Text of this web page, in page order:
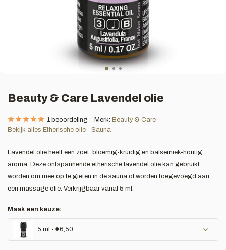
Beauty & Care Lavendel olie
1 beoordeling Merk: Beauty & Care
Bekijk alles Etherische olie - Sauna
Lavendel olie heeft een zoet, bloemig-kruidig en balsemiek-houtig
aroma. Deze ontspannende etherische lavendel olie kan gebruikt
worden om mee op te gieten in de sauna of worden toegevoegd aan
een massage olie. Verkrijgbaar vanaf 5 ml.
Maak een keuze:
5 ml - €6,50